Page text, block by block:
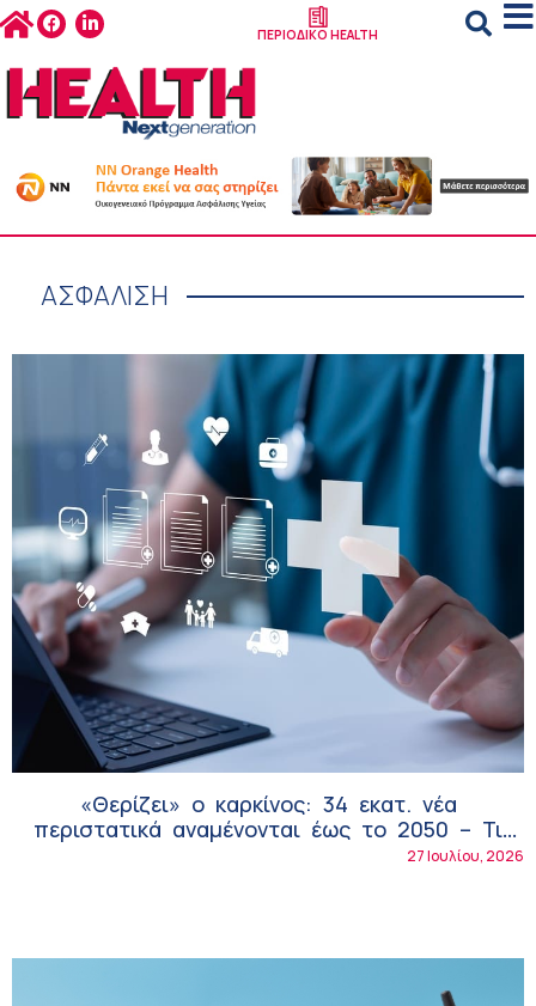
ΠΕΡΙΟΔΙΚΟ HEALTH
ΑΣΦΑΛΙΣΗ
«Θερίζει» ο καρκίνος: 34 εκατ. νέα
περιστατικά αναμένονται έως το 2050 – Τι
σημαίνει για την ασφαλιστική αγορά27 Ιουλίου, 2026